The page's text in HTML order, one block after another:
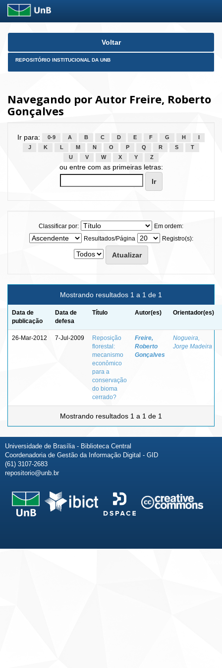
Skip
Voltar
REPOSITÓRIO INSTITUCIONAL DA UNB
Navegando por Autor Freire, Roberto
Gonçalves
Ir para: 0-9 A B C D E F G H
J
K L M N O P Q R S
T
U
V W X Y Z
ou entre com as primeiras letras:
Classificar por:
Em ordem:
Resultados/Página
Registro(s):
Mostrando resultados 1 a 1 de 1
Data de
publicação
Data de
defesa
Título Autor(es) Orientador(es)
26-Mar-2012 7-Jul-2009
Reposição
florestal:
mecanismo
econômico
para a
conservação
do bioma
cerrado?
Freire,
Roberto
Gonçalves
Nogueira,
Jorge Madeira
Mostrando resultados 1 a 1 de 1
Universidade de Brasília - Biblioteca Central
Coordenadoria de Gestão da Informação Digital - GID
(61) 3107-2683
repositorio@unb.br